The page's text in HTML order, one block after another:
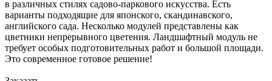
в различных стилях садово-паркового искусства. Есть
варианты подходящие для японского, скандинавского,
английского сада. Несколько модулей представлены как
цветники непрерывного цветения. Ландшафтный модуль не
требует особых подготовительных работ и большой площади.
Это современное готовое решение!